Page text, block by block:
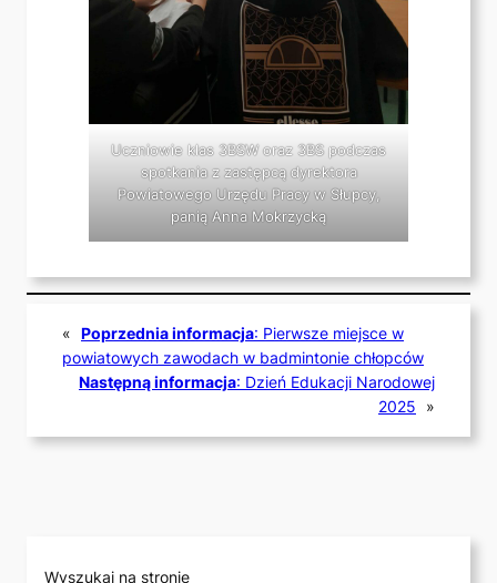
Uczniowie klas 3BSW oraz 3BS podczas
spotkania z zastępcą dyrektora
Powiatowego Urzędu Pracy w Słupcy,
panią Anna Mokrzycką
« Poprzednia informacja: Pierwsze miejsce w
powiatowych zawodach w badmintonie chłopców
Następną informacja: Dzień Edukacji Narodowej
2025
»
Wyszukaj na stronie